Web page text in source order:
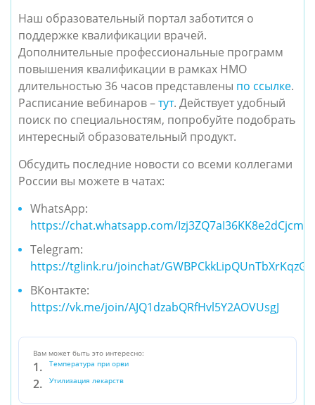
Наш образовательный портал заботится о
поддержке квалификации врачей.
Дополнительные профессиональные программ
повышения квалификации в рамках НМО
длительностью 36 часов представлены по ссылке.
Расписание вебинаров –тут. Действует удобный
поиск по специальностям, попробуйте подобрать
интересный образовательный продукт.
Обсудить последние новости со всеми коллегами
России вы можете в чатах:
WhatsApp:
https://chat.whatsapp.com/Izj3ZQ7aI36KK8e2dCjcm4
Telegram:
https://tglink.ru/joinchat/GWBPCkkLipQUnTbXrKqzGA
ВКонтакте:
https://vk.me/join/AJQ1dzabQRfHvl5Y2AOVUsgJ
Вам может быть это интересно:
Температура при орви
Утилизация лекарств